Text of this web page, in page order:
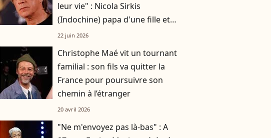
leur vie" : Nicola Sirkis
(Indochine) papa d'une fille et
de deux garçons
22 juin 2026
Christophe Maé vit un tournant
familial : son fils va quitter la
France pour poursuivre son
chemin à l’étranger
20 avril 2026
"Ne m'envoyez pas là-bas" : A